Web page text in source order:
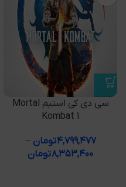
سی دی کی استیم Mortal
Kombat 1
۴,۷۹۹,۴۷۷تومان –
۸,۳۵۳,۴۰۰تومان